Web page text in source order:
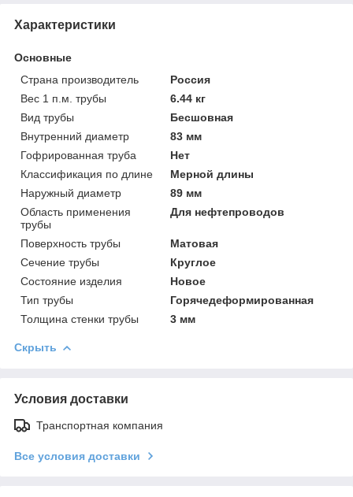
Характеристики
Основные
Страна производитель
Россия
Вес 1 п.м. трубы
6.44 кг
Вид трубы
Бесшовная
Внутренний диаметр
83 мм
Гофрированная труба
Нет
Классификация по длине
Мерной длины
Наружный диаметр
89 мм
Область применения
трубы
Для нефтепроводов
Поверхность трубы
Матовая
Сечение трубы
Круглое
Состояние изделия
Новое
Тип трубы
Горячедеформированная
Толщина стенки трубы
3 мм
Скрыть
Условия доставки
Транспортная компания
Все условия доставки